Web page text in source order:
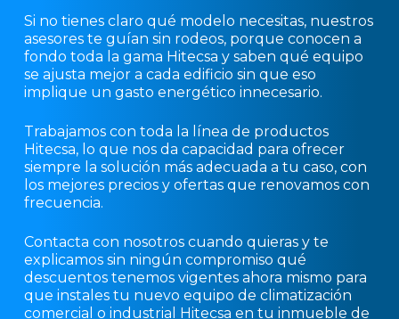
Si no tienes claro qué modelo necesitas, nuestros
asesores te guían sin rodeos, porque conocen a
fondo toda la gama Hitecsa y saben qué equipo
se ajusta mejor a cada edificio sin que eso
implique un gasto energético innecesario.
Trabajamos con toda la línea de productos
Hitecsa, lo que nos da capacidad para ofrecer
siempre la solución más adecuada a tu caso, con
los mejores precios y ofertas que renovamos con
frecuencia.
Contacta con nosotros cuando quieras y te
explicamos sin ningún compromiso qué
descuentos tenemos vigentes ahora mismo para
que instales tu nuevo equipo de climatización
comercial o industrial Hitecsa en tu inmueble de